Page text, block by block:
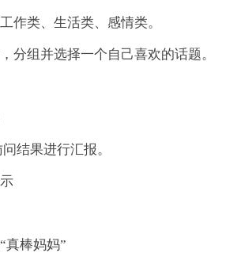
作类、生活类、感情类。
分组并选择一个自己喜欢的话题。
结果进行汇报。
真棒妈妈”